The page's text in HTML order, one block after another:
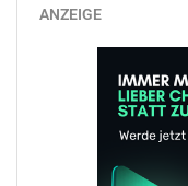
ANZEIGE